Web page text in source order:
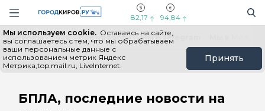
Навигация сайта
82,17 94,84
Мы используем cookie. Оставаясь на сайте,
вы соглашаетесь с тем, что мы обрабатываем
ваши персональные данные с
использованием метрик Яндекс
Метрика,top.mail.ru, LiveInternet.
Принять
Выборы - 2026 Все новости Мы в Telegram
Главная # БПЛА
БПЛА, последние новости на